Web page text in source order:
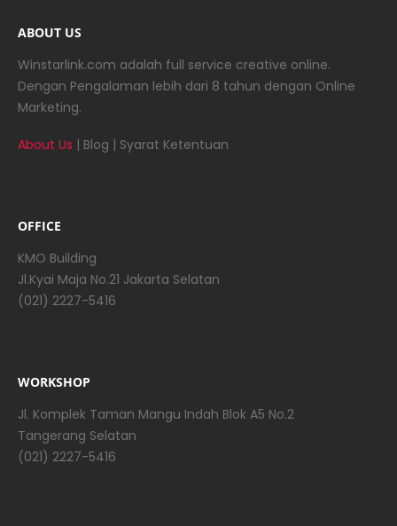
ABOUT US
Winstarlink.com adalah full service creative online.
Dengan Pengalaman lebih dari 8 tahun dengan Online
Marketing.
About Us | Blog | Syarat Ketentuan
OFFICE
KMO Building
Jl.Kyai Maja No.21 Jakarta Selatan
(021) 2227-5416
WORKSHOP
Jl. Komplek Taman Mangu Indah Blok A5 No.2
Tangerang Selatan
(021) 2227-5416